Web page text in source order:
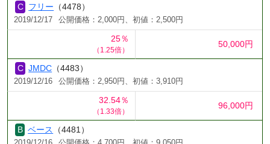
フリー （4478）
2019/12/17 公開価格：2,000円、初値：2,500円
25％
（1.25倍）
50,000円
JMDC （4483）
2019/12/16 公開価格：2,950円、初値：3,910円
32.54％
（1.33倍）
96,000円
ベース （4481）